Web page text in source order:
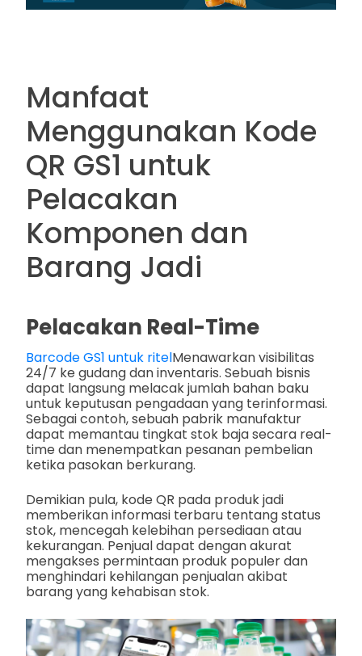
Manfaat
Menggunakan Kode
QR GS1 untuk
Pelacakan
Komponen dan
Barang Jadi
Pelacakan Real-Time
Barcode GS1 untuk ritelMenawarkan visibilitas
24/7 ke gudang dan inventaris. Sebuah bisnis
dapat langsung melacak jumlah bahan baku
untuk keputusan pengadaan yang terinformasi.
Sebagai contoh, sebuah pabrik manufaktur
dapat memantau tingkat stok baja secara real-
time dan menempatkan pesanan pembelian
ketika pasokan berkurang.
Demikian pula, kode QR pada produk jadi
memberikan informasi terbaru tentang status
stok, mencegah kelebihan persediaan atau
kekurangan. Penjual dapat dengan akurat
mengakses permintaan produk populer dan
menghindari kehilangan penjualan akibat
barang yang kehabisan stok.